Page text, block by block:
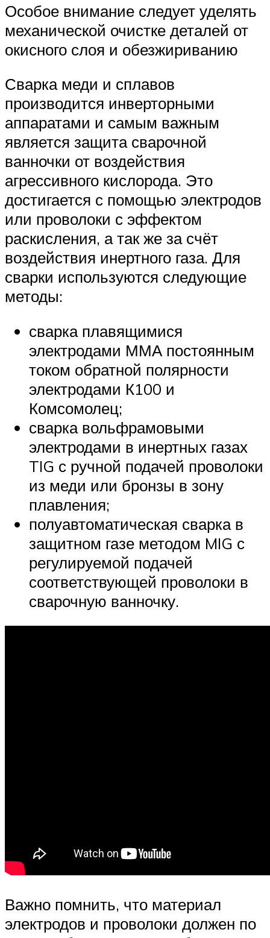
Особое внимание следует уделять
механической очистке деталей от
окисного слоя и обезжириванию
Сварка меди и сплавов
производится инверторными
аппаратами и самым важным
является защита сварочной
ванночки от воздействия
агрессивного кислорода. Это
достигается с помощью электродов
или проволоки с эффектом
раскисления, а так же за счёт
воздействия инертного газа. Для
сварки используются следующие
методы:
сварка плавящимися
электродами ММА постоянным
током обратной полярности
электродами К100 и
Комсомолец;
сварка вольфрамовыми
электродами в инертных газах
TIG с ручной подачей проволоки
из меди или бронзы в зону
плавления;
полуавтоматическая сварка в
защитном газе методом MIG с
регулируемой подачей
соответствующей проволоки в
сварочную ванночку.
Важно помнить, что материал
электродов и проволоки должен по